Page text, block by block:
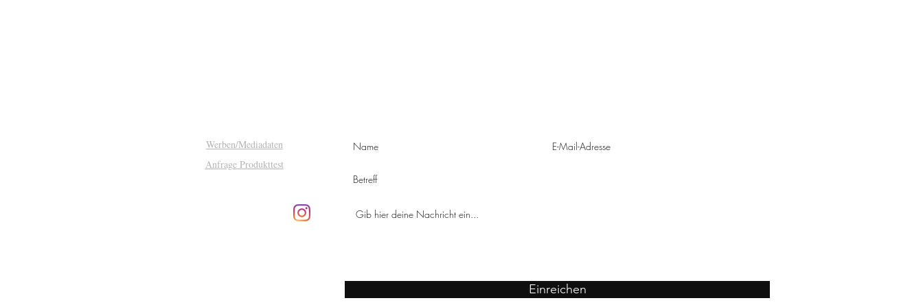
Werben/Mediadaten
Anfrage Produkttest
Einreichen